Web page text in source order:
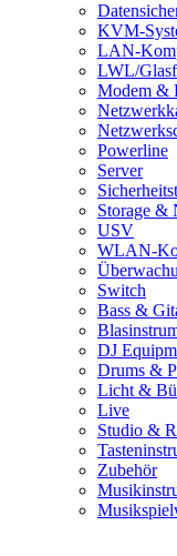
KVM-
LAN-
LWL/
Modem &
Powerline
Server
Storage &
USV
WLAN-
Switch
Bass &
DJ
Drums &
Licht &
Live
Studio &
Zubehör